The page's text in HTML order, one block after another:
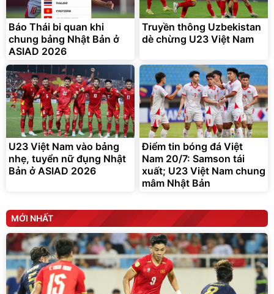
295.000đ
Đã bán nhiều
Báo Thái bi quan khi
chung bảng Nhật Bản ở
ASIAD 2026
Truyền thông Uzbekistan
dè chừng U23 Việt Nam
U23 Việt Nam vào bảng
nhẹ, tuyển nữ đụng Nhật
Bản ở ASIAD 2026
Điểm tin bóng đá Việt
Nam 20/7: Samson tái
xuất; U23 Việt Nam chung
mâm Nhật Bản
MỚI NHẤT